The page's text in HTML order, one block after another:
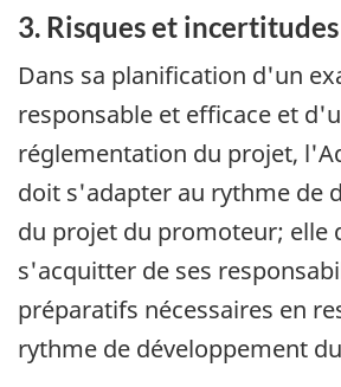
3. Risques et incertitudes
Dans sa planification d'un
responsable et efficace et
réglementation du projet,
doit s'adapter au rythme de
du projet du promoteur; elle
s'acquitter de ses
préparatifs nécessaires en
rythme de développement